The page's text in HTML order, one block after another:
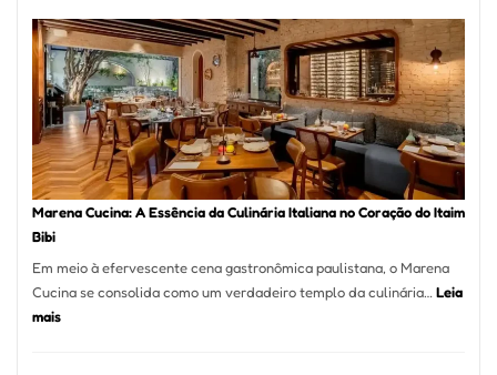
Como
Escolher
o
Forno
Ideal
para
sua
Pizzaria
Marena Cucina: A Essência da Culinária Italiana no Coração do Itaim
Bibi
Em meio à efervescente cena gastronômica paulistana, o Marena
Cucina se consolida como um verdadeiro templo da culinária… Leia
mais: